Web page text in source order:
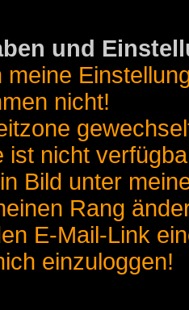
und
meine
nicht!
ist nicht
Bild unter
Rang
E-Mail-Link
einzuloggen!